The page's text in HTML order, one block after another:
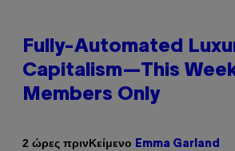
Fully-Automated
Capitalism—This
Members Only
2 ώρες πρινΚείμενο Emma Garland